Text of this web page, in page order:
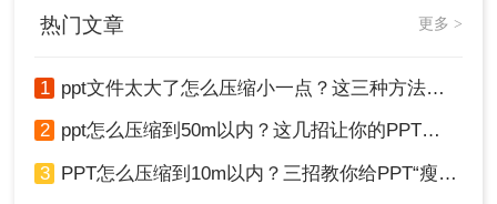
缩ppt大小的方法。
热门文章 更多 >
1 ppt文件太大了怎么压缩小一点？这三种方法轻松解决！
2 ppt怎么压缩到50m以内？这几招让你的PPT秒瘦身！
3 PPT怎么压缩到10m以内？三招教你给PPT“瘦身”！